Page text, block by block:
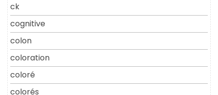
ck
cognitive
colon
coloration
coloré
colorés